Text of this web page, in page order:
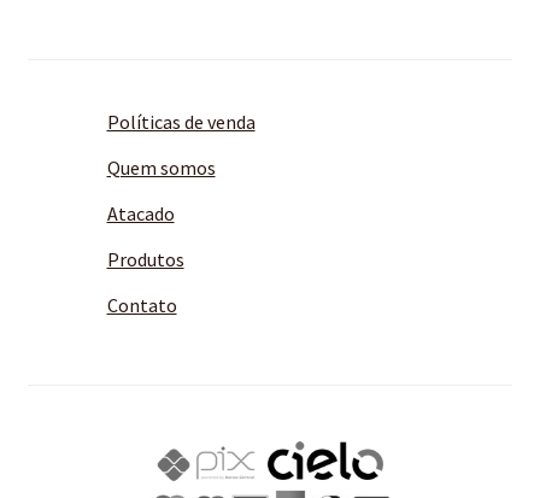
Políticas de venda
Quem somos
Atacado
Produtos
Contato